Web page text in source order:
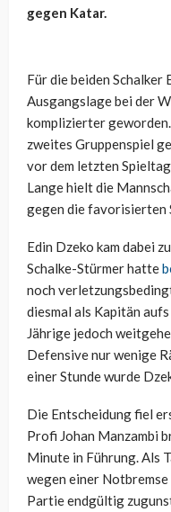
gegen Katar.
Für die beiden Schalker
Ausgangslage bei der
komplizierter
zweites Gruppenspiel
vor dem letzten
Lange hielt die
gegen die favorisierten
Edin Dzeko kam dabei
Schalke-Stürmer hatte
noch
diesmal als Kapitän
Jährige jedoch
Defensive nur wenige
einer Stunde wurde
Die Entscheidung fiel
Profi Johan Manzambi
Minute in Führung. Als
wegen einer
Partie endgültig